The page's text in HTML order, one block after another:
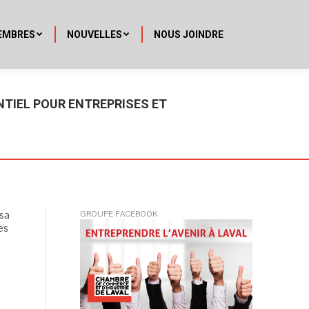
NOUVELLES NOUS JOINDRE
POUR ENTREPRISES ET
GROUPE FACEBOOK